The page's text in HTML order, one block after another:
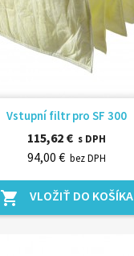
Vstupní filtr pro SF 300
115,62 € s DPH
94,00 € bez DPH
shopping_cart VLOŽIŤ DO KOŠÍKA